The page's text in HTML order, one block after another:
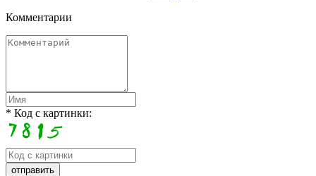
Комментарии
* Код с картинки: